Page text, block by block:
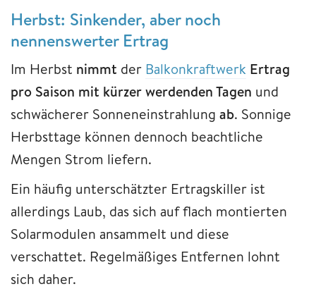
Herbst: Sinkender, aber noch
nennenswerter Ertrag
Im Herbst nimmt der Balkonkraftwerk Ertrag
pro Saison mit kürzer werdenden Tagen und
schwächerer Sonneneinstrahlung ab. Sonnige
Herbsttage können dennoch beachtliche
Mengen Strom liefern.
Ein häufig unterschätzter Ertragskiller ist
allerdings Laub, das sich auf flach montierten
Solarmodulen ansammelt und diese
verschattet. Regelmäßiges Entfernen lohnt
sich daher.